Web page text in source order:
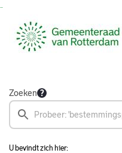
Zoeken
U bevindt zich hier: